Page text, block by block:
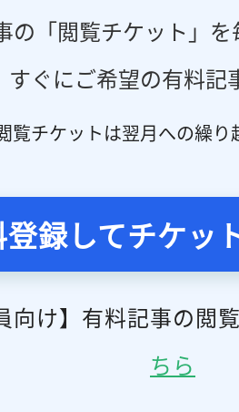
の「閲覧チケット」
すぐにご希望の有料記
覧チケットは翌月への繰り
録してチケッ
向け】有料記事の閲
ちら